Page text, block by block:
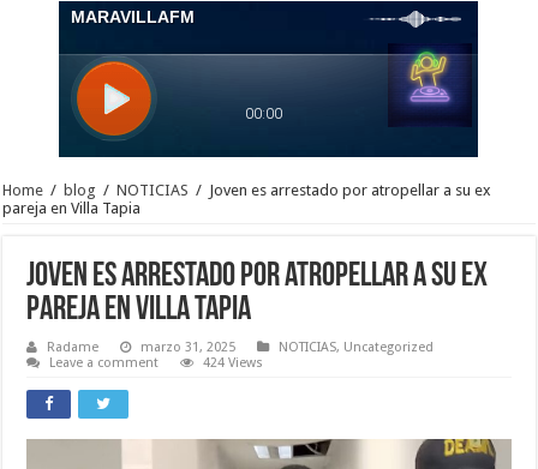
Home / blog / NOTICIAS / Joven es arrestado por atropellar a su ex
pareja en Villa Tapia
Joven es arrestado por atropellar a su ex
pareja en Villa Tapia
Radame marzo 31, 2025 NOTICIAS, Uncategorized
Leave a comment
424 Views